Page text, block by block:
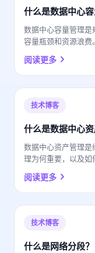
什么是数据中心容
数据中心容量管理
容量瓶颈和资源浪费。
阅读更多
技术博客
什么是数据中心资
数据中心资产管理
理为何重要，以及如
阅读更多
技术博客
什么是网络分段？